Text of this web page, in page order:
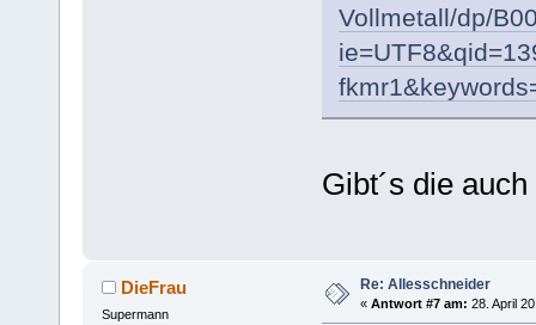
Vollmetall/dp/
Gibt´s die
DieFrau
Supermann
Re: Allesschneider
« Antwort #7 am: 28. April